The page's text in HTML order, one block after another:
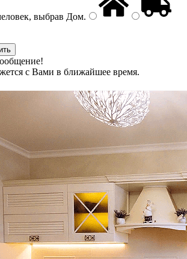
выбрав Дом.
с Вами в ближайшее время.